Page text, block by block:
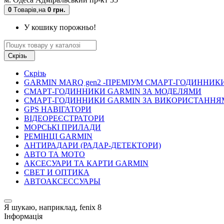
0 Tоварів,на 0 грн.
У кошику порожньо!
Скрізь
Скрізь
GARMIN MARQ gen2 -ПРЕМІУМ СМАРТ-
СМАРТ-ГОДИННИКИ GARMIN ЗА МОДЕЛЯМИ
СМАРТ-ГОДИННИКИ GARMIN ЗА
GPS НАВІГАТОРИ
ВІДЕОРЕЄСТРАТОРИ
МОРСЬКІ ПРИЛАДИ
РЕМІНЦІ GARMIN
АНТИРАДАРИ (РАДАР-ДЕТЕКТОРИ)
АВТО ТА МОТО
АКСЕСУАРИ ТА КАРТИ GARMIN
СВЕТ И ОПТИКА
АВТОАКСЕССУАРЫ
Я шукаю, наприклад, fenix 8
Інформація